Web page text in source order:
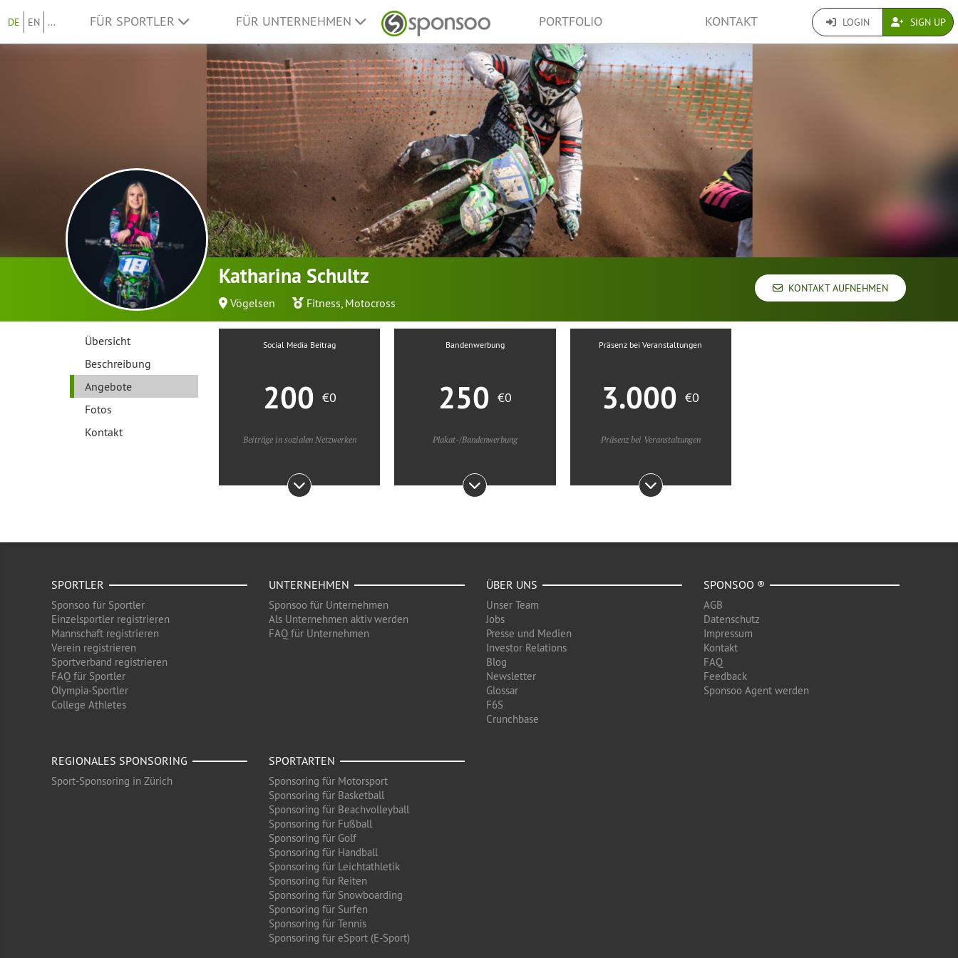
DE EN ... FÜR SPORTLER FÜR UNTERNEHMEN PORTFOLIO KONTAKT LOGIN SIGN UP
Katharina Schultz
Vögelsen Fitness, Motocross
KONTAKT AUFNEHMEN
Übersicht
Beschreibung
Angebote
Fotos
Kontakt
Social Media Beitrag
200 €0
Beiträge in sozialen Netzwerken
Bandenwerbung
250 €0
Plakat-/Bandenwerbung
Präsenz bei Veranstaltungen
3.000€0
Präsenz bei Veranstaltungen
SPORTLER
Sponsoo für Sportler
Einzelsportler registrieren
Mannschaft registrieren
Verein registrieren
Sportverband registrieren
FAQ für Sportler
Olympia-Sportler
College Athletes
UNTERNEHMEN
Sponsoo für Unternehmen
Als Unternehmen aktiv werden
FAQ für Unternehmen
ÜBER UNS
Unser Team
Jobs
Presse und Medien
Investor Relations
Blog
Newsletter
Glossar
F6S
Crunchbase
SPONSOO ®
AGB
Datenschutz
Impressum
Kontakt
FAQ
Feedback
Sponsoo Agent werden
REGIONALES SPONSORING
Sport-Sponsoring in Zürich
SPORTARTEN
Sponsoring für Motorsport
Sponsoring für Basketball
Sponsoring für Beachvolleyball
Sponsoring für Fußball
Sponsoring für Golf
Sponsoring für Handball
Sponsoring für Leichtathletik
Sponsoring für Reiten
Sponsoring für Snowboarding
Sponsoring für Surfen
Sponsoring für Tennis
Sponsoring für eSport (E-Sport)